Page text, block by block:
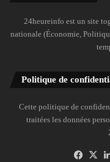
24heureinfo est un site
nationale (Économie,
Politique de
Cette politique de
traitées les données
X